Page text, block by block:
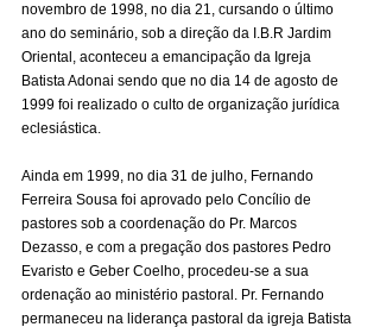
novembro de 1998, no dia 21, cursando o último
ano do seminário, sob a direção da I.B.R Jardim
Oriental, aconteceu a emancipação da Igreja
Batista Adonai sendo que no dia 14 de agosto de
1999 foi realizado o culto de organização jurídica
eclesiástica.
Ainda em 1999, no dia 31 de julho, Fernando
Ferreira Sousa foi aprovado pelo Concílio de
pastores sob a coordenação do Pr. Marcos
Dezasso, e com a pregação dos pastores Pedro
Evaristo e Geber Coelho, procedeu-se a sua
ordenação ao ministério pastoral. Pr. Fernando
permaneceu na liderança pastoral da igreja Batista